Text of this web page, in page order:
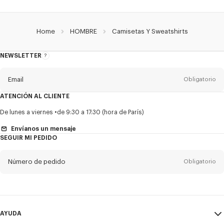
Home HOMBRE Camisetas Y Sweatshirts
NEWSLETTER
Acerca
Email Obligatorio
TítuloObligatorio
Nombre*
ATENCIÓN AL CLIENTE
De lunes a viernes de 9:30 a 17:30 (hora de París)
Envíanos un mensaje
SEGUIR MI PEDIDO
Número de pedido Obligatorio
AYUDA